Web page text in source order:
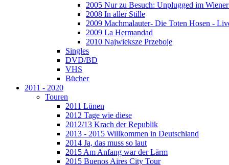
2005 Nur zu Besuch: Unplugged im
2008 In aller Stille
2009 Machmalauter- Die Toten Hosen -
2009 La Hermandad
2010 Najwieksze Przeboje
Singles
DVD/BD
VHS
Bücher
2011 - 2020
Touren
2011 Lünen
2012 Tage wie diese
2012/13 Krach der Republik
2013 - 2015 Willkommen in Deutschland
2014 Ja, das muss so laut
2015 Am Anfang war der Lärm
2015 Buenos Aires City Tour